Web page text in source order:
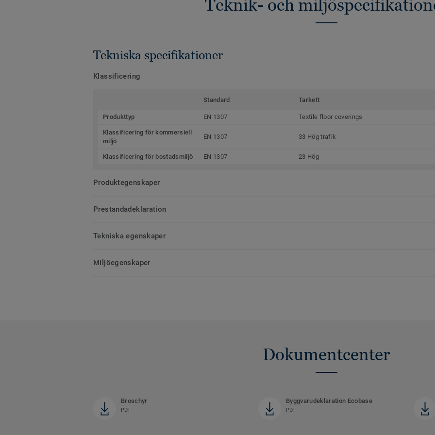
Teknik- och
Tekniska specifikationer
Klassificering
Standard Tarkett
Produkttyp EN 1307 Textile floor coverings
Klassificering för kommersiell
miljö
EN 1307 33 Hög trafik
Klassificering för bostadsmiljö EN 1307 23 Hög
Produktegenskaper
Prestandadeklaration
Tekniska egenskaper
Miljöegenskaper
Dokumentcenter
Broschyr
PDF
Byggvarudeklaration Ecobase
PDF